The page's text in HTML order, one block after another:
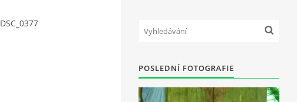
DSC_0377
POSLEDNÍ FOTOGRAFIE